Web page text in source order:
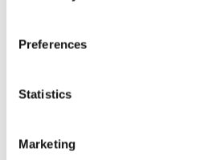
Preferences
Statistics
Marketing
langlebig und robust
Höhenbereich: 679